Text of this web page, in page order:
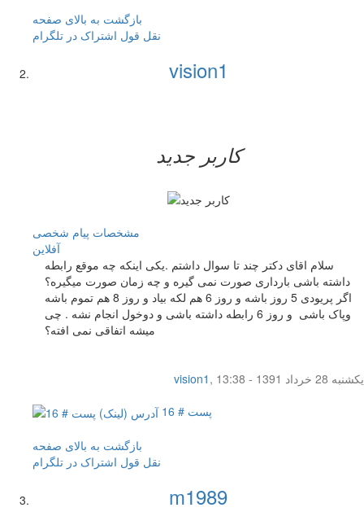
بازگشت به بالای صفحه
نقل قول اشتراک در تلگرام
vision1
کاربر جدید
مشخصات پیام شخصی
آفلاين
سلام اقای دکتر چند تا سوال داشتم .یکی اینکه چه موقع رابطه
داشته باشی بارداری صورت نمی گیره و چه زمان صورت میگیره؟
اگر پریودی 5 روز باشه و روز 6 هم لکه بیاد و روز 8 هم تموم باشه
وپاک باشی و روز 6 رابطه داشته باشی و دوخول انجام نشه . چی
میشه اتفاقی نمی افته؟
vision1 ,
یکشنبه 28 خرداد 1391 - 13:38
پست # 16
بازگشت به بالای صفحه
نقل قول اشتراک در تلگرام
m1989